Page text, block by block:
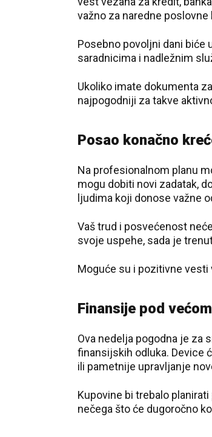
važno za naredne poslovne
Posebno povoljni dani biće
saradnicima i nadležnim
Ukoliko imate dokumenta
najpogodniji za takve
Posao konačno
Na profesionalnom planu
mogu dobiti novi zadatak,
ljudima koji donose važne
Vaš trud i posvećenost
svoje uspehe, sada je
Moguće su i pozitivne vesti
Finansije pod
Ova nedelja pogodna je za
finansijskih odluka. Device
ili pametnije upravljanje
Kupovine bi trebalo
nečega što će dugoročno